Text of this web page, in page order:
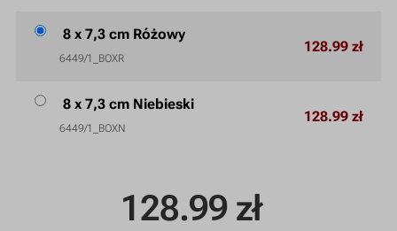
128.99 zł
8 x 7,3 cm Różowy
6449/1_BOXR
128.99 zł
8 x 7,3 cm Niebieski
6449/1_BOXN
128.99 zł